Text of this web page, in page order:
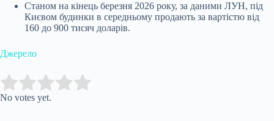
Станом на кінець березня 2026 року, за даними ЛУН, під
Києвом будинки в середньому продають за вартістю від
160 до 900 тисяч доларів.
Джерело
Rate this item:
No votes yet.